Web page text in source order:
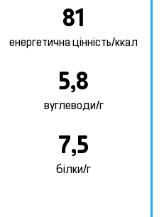
81
енергетична цінність/ккал
5,8
вуглеводи/г
7,5
білки/г